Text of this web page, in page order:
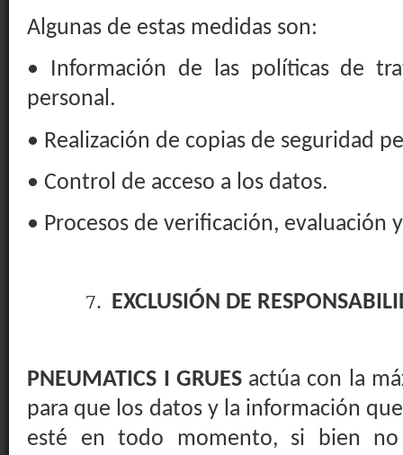
Algunas de estas medidas son:
• Información de las políticas de
personal.
• Realización de copias de seguridad
• Control de acceso a los datos.
• Procesos de verificación, evaluación
EXCLUSIÓN DE
PNEUMATICS I GRUES actúa con la
para que los datos y la información
esté en todo momento, si bien no